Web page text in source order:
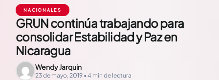
NACIONALES
GRUN continúa trabajando para
consolidar Estabilidad y Paz en
Nicaragua
Wendy Jarquin
23 de mayo, 2019 • 4 min de lectura